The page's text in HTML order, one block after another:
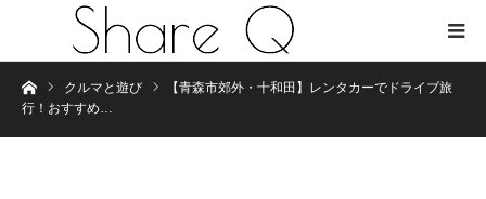
Homeクルマと遊び
【青森市郊外・十和田】レンタカーでドライブ旅
行！おすすめ…